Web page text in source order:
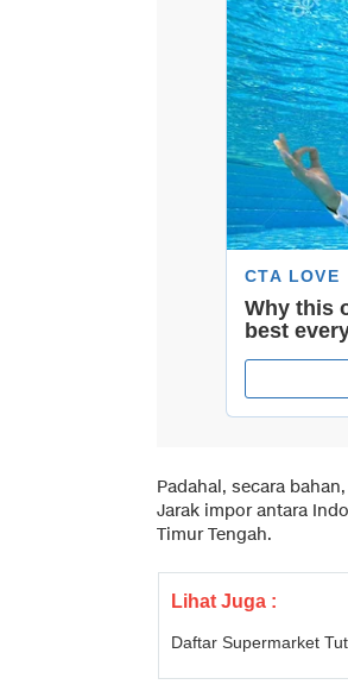
Padahal, secara
Jarak impor antara
Timur Tengah.
Lihat Juga :
Daftar Supermarket